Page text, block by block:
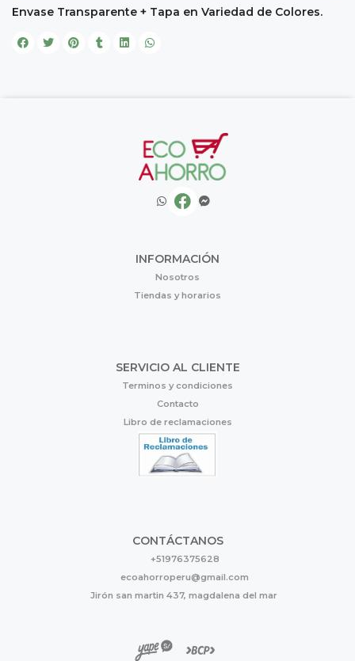
Envase Transparente + Tapa en Variedad de Colores.
INFORMACIÓN
Nosotros
Tiendas y horarios
SERVICIO AL CLIENTE
Terminos y condiciones
Contacto
Libro de reclamaciones
CONTÁCTANOS
+51976375628
ecoahorroperu@gmail.com
Jirón san martin 437, magdalena del mar